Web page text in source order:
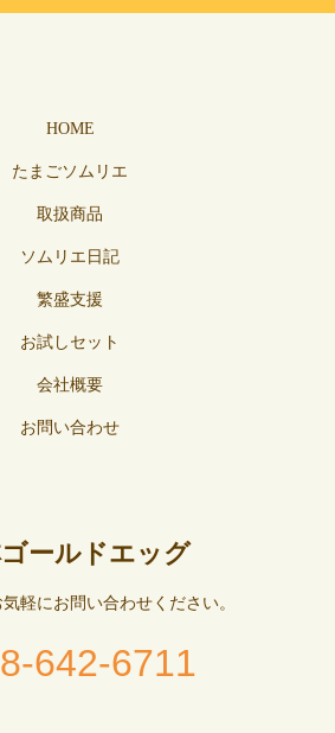
HOME
たまごソムリエ
取扱商品
ソムリエ日記
繁盛支援
お試しセット
会社概要
お問い合わせ
ールドエッグ
軽にお問い合わせください。
642-6711